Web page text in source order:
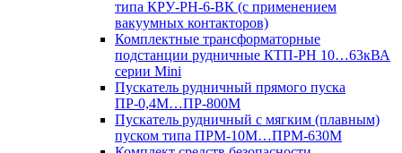
типа КРУ-РН-6-ВК (с применением
вакуумных контакторов)
Комплектные трансформаторные
подстанции рудничные КТП-РН 10…63кВА
серии Mini
Пускатель рудничный прямого пуска
ПР-0,4М…ПР-800М
Пускатель рудничный с мягким (плавным)
пуском типа ПРМ-10М…ПРМ-630М